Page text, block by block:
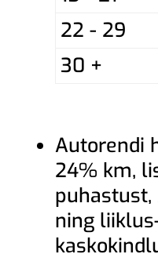
22 - 29
30 +
Autorendi
24% km,
ning